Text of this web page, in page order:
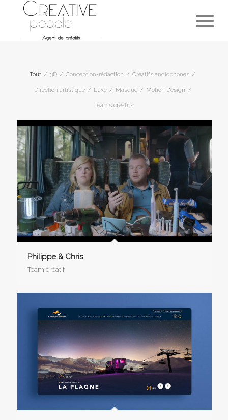
Tout / 3D / Conception-rédaction / Créatifs anglophones /
Direction artistique / Luxe / Masqué / Motion Design /
Teams créatifs
Philippe & Chris
Team créatif